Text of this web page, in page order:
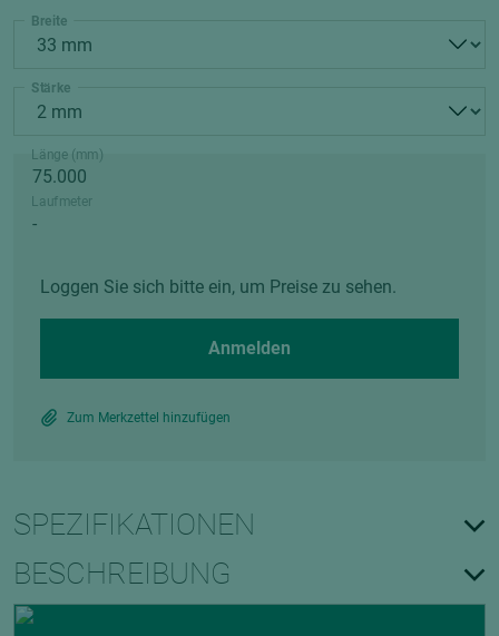
Breite
Stärke
Länge (mm)
Laufmeter
Loggen Sie sich bitte ein, um Preise zu sehen.
Anmelden
Zum Merkzettel hinzufügen
SPEZIFIKATIONEN
BESCHREIBUNG